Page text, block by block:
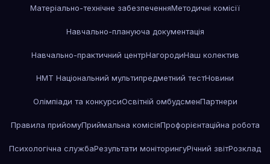
Матеріально-технічне забезпеченняМетодичні комісії
Навчально-плануюча документація
Навчально-практичний центрНагородиНаш колектив
НМТ Національний мультипредметний тестНовини
Олімпіади та конкурсиОсвітній омбудсменПартнери
Правила прийомуПриймальна комісіяПрофорієнтаційна робота
Психологічна службаРезультати моніторингуРічний звітРозклад